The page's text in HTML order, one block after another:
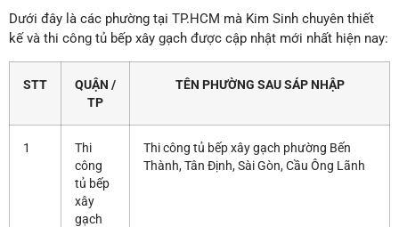
Dưới đây là các phường tại TP.HCM mà Kim Sinh chuyên thiết
kế và thi công tủ bếp xây gạch được cập nhật mới nhất hiện nay:
STT
QUẬN /
TP
TÊN PHƯỜNG SAU SÁP NHẬP
1
Thi
công
tủ bếp
xây
gạch
Thi công tủ bếp xây gạch phường Bến
Thành, Tân Định, Sài Gòn, Cầu Ông Lãnh